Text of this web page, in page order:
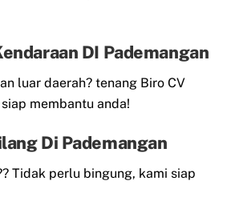
DI Pademangan
luar daerah? tenang Biro CV
membantu anda!
Di Pademangan
Tidak perlu bingung, kami siap